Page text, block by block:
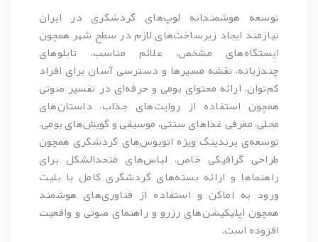
توسعه هوشمندانه لوپ‌های گردشگری در ایران
نیازمند ایجاد زیرساخت‌های لازم در سطح شهر همچون
ایستگاه‌های مشخص، علائم مناسب، تابلوهای
چندزبانه، نقشه مسیرها و دسترسی آسان برای افراد
کم‌توان، ارائه محتوای بومی و حرفه‌ای در تفسیر صوتی
همچون استفاده از روایت‌های جذاب، داستان‌های
محلی، معرفی غذاهای سنتی، موسیقی و گویش‌های بومی،
توسعه‌ی برندینگ ویژه اتوبوس‌های گردشگری همچون
طراحی گرافیکی خاص، لباس‌های متحدالشکل برای
راهنماها و ارائه بسته‌های گردشگری کامل با بلیت
ورود به اماکن و استفاده از فناوری‌های هوشمند
همچون اپلیکیشن‌های رزرو و راهنمای صوتی و واقعیت
افزوده است.